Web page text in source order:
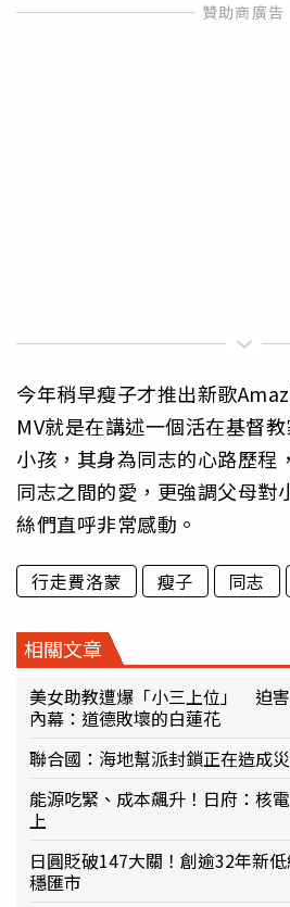
今年稍早瘦子才推出新歌
MV就是在講述一個活在基督
小孩，其身為同志的心路歷程
同志之間的愛，更強調父母對
絲們直呼非常感動。
行走費洛蒙 瘦子 同志
相關文章
美女助教遭爆「小三上位」 迫
內幕：道德敗壞的白蓮花
聯合國：海地幫派封鎖正在造成
能源吃緊、成本飆升！日府：核
上
日圓貶破147大關！創逾32年新
穩匯市